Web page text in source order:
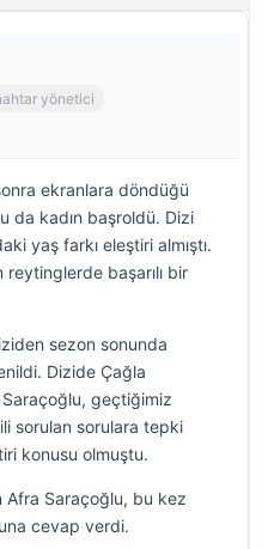
yönetici
ekranlara döndüğü
da kadın başroldü. Dizi
yaş farkı eleştiri almıştı.
başarılı bir
sezon sonunda
Dizide Çağla
geçtiğimiz
sorulan sorulara tepki
konusu olmuştu.
Afra Saraçoğlu, bu kez
cevap verdi.